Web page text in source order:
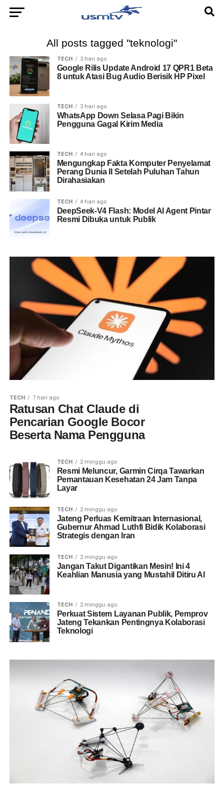
All posts tagged "teknologi"
TECH 3 hari ago
Google Rilis Update Android 17 QPR1 Beta
8 untuk Atasi Bug Audio Berisik HP Pixel
TECH 3 hari ago
WhatsApp Down Selasa Pagi Bikin
Pengguna Gagal Kirim Media
TECH 4 hari ago
Mengungkap Fakta Komputer Penyelamat
Perang Dunia II Setelah Puluhan Tahun
Dirahasiakan
TECH 4 hari ago
DeepSeek-V4 Flash: Model AI Agent Pintar
Resmi Dibuka untuk Publik
TECH 7 hari ago
Ratusan Chat Claude di
Pencarian Google Bocor
Beserta Nama Pengguna
TECH 2 minggu ago
Resmi Meluncur, Garmin Cirqa Tawarkan
Pemantauan Kesehatan 24 Jam Tanpa
Layar
TECH 2 minggu ago
Jateng Perluas Kemitraan Internasional,
Gubernur Ahmad Luthfi Bidik Kolaborasi
Strategis dengan Iran
TECH 2 minggu ago
Jangan Takut Digantikan Mesin! Ini 4
Keahlian Manusia yang Mustahil Ditiru AI
TECH 2 minggu ago
Perkuat Sistem Layanan Publik, Pemprov
Jateng Tekankan Pentingnya Kolaborasi
Teknologi